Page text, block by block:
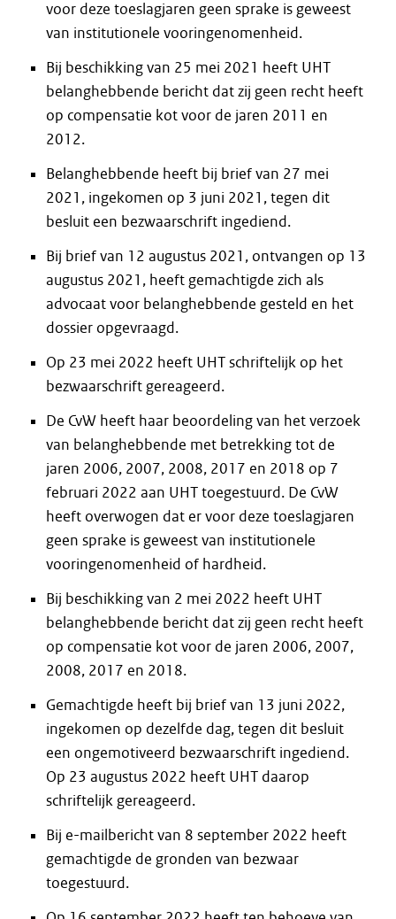
voor deze toeslagjaren geen sprake is geweest
van institutionele vooringenomenheid.
Bij beschikking van 25 mei 2021 heeft UHT
belanghebbende bericht dat zij geen recht heeft
op compensatie kot voor de jaren 2011 en
2012.
Belanghebbende heeft bij brief van 27 mei
2021, ingekomen op 3 juni 2021, tegen dit
besluit een bezwaarschrift ingediend.
Bij brief van 12 augustus 2021, ontvangen op 13
augustus 2021, heeft gemachtigde zich als
advocaat voor belanghebbende gesteld en het
dossier opgevraagd.
Op 23 mei 2022 heeft UHT schriftelijk op het
bezwaarschrift gereageerd.
De CvW heeft haar beoordeling van het verzoek
van belanghebbende met betrekking tot de
jaren 2006, 2007, 2008, 2017 en 2018 op 7
februari 2022 aan UHT toegestuurd. De CvW
heeft overwogen dat er voor deze toeslagjaren
geen sprake is geweest van institutionele
vooringenomenheid of hardheid.
Bij beschikking van 2 mei 2022 heeft UHT
belanghebbende bericht dat zij geen recht heeft
op compensatie kot voor de jaren 2006, 2007,
2008, 2017 en 2018.
Gemachtigde heeft bij brief van 13 juni 2022,
ingekomen op dezelfde dag, tegen dit besluit
een ongemotiveerd bezwaarschrift ingediend.
Op 23 augustus 2022 heeft UHT daarop
schriftelijk gereageerd.
Bij e-mailbericht van 8 september 2022 heeft
gemachtigde de gronden van bezwaar
toegestuurd.